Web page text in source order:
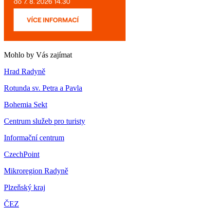
Mohlo by Vás zajímat
Hrad Radyně
Rotunda sv. Petra a Pavla
Bohemia Sekt
Centrum služeb pro turisty
Informační centrum
CzechPoint
Mikroregion Radyně
Plzeňský kraj
ČEZ